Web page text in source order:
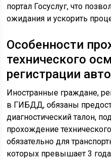
портал Госуслуг, что
ожидания и ускорить
Особенности
технического
регистрации
Иностранные граждане,
в ГИБДД, обязаны
диагностический талон,
прохождение
обязательно для
которых превышает 3